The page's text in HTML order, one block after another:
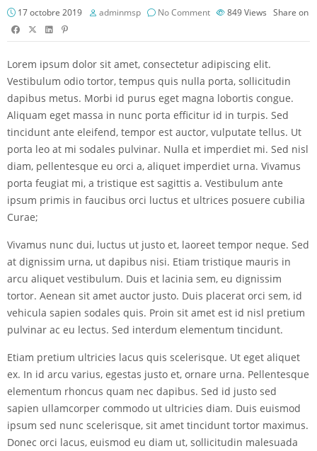
17 octobre 2019 adminmsp No Comment 849Views Share on
Lorem ipsum dolor sit amet, consectetur adipiscing elit.
Vestibulum odio tortor, tempus quis nulla porta, sollicitudin
dapibus metus. Morbi id purus eget magna lobortis congue.
Aliquam eget massa in nunc porta efficitur id in turpis. Sed
tincidunt ante eleifend, tempor est auctor, vulputate tellus. Ut
porta leo at mi sodales pulvinar. Nulla et imperdiet mi. Sed nisl
diam, pellentesque eu orci a, aliquet imperdiet urna. Vivamus
porta feugiat mi, a tristique est sagittis a. Vestibulum ante
ipsum primis in faucibus orci luctus et ultrices posuere cubilia
Curae;
Vivamus nunc dui, luctus ut justo et, laoreet tempor neque. Sed
at dignissim urna, ut dapibus nisi. Etiam tristique mauris in
arcu aliquet vestibulum. Duis et lacinia sem, eu dignissim
tortor. Aenean sit amet auctor justo. Duis placerat orci sem, id
vehicula sapien sodales quis. Proin sit amet est id nisl pretium
pulvinar ac eu lectus. Sed interdum elementum tincidunt.
Etiam pretium ultricies lacus quis scelerisque. Ut eget aliquet
ex. In id arcu varius, egestas justo et, ornare urna. Pellentesque
elementum rhoncus quam nec dapibus. Sed id justo sed
sapien ullamcorper commodo ut ultricies diam. Duis euismod
ipsum sed nunc scelerisque, sit amet tincidunt tortor maximus.
Donec orci lacus, euismod eu diam ut, sollicitudin malesuada